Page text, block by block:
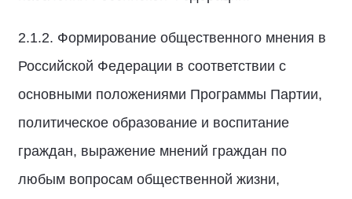
2.1.2. Формирование общественного мнения в
Российской Федерации в соответствии с
основными положениями Программы Партии,
политическое образование и воспитание
граждан, выражение мнений граждан по
любым вопросам общественной жизни,